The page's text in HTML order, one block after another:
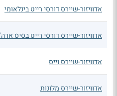
אדוויזור-שיירס דורסי רייט בינלאומי
אדוויזור-שיירס דורסי רייט בסיס
אדוויזור-שיירס וייס
אדוויזור-שיירס מלונות